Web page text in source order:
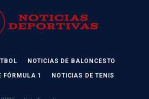
NOTICIAS DE BALONCESTO
FÓRMULA 1 NOTICIAS DE TENIS